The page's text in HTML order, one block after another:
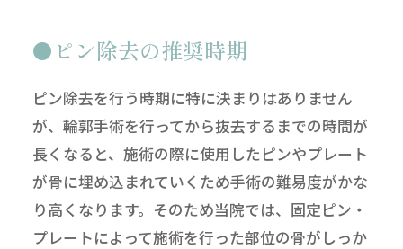
ピン除去の推奨時期
ピン除去を行う時期に特に決まりはありません
が、輪郭手術を行ってから抜去するまでの時間が
長くなると、施術の際に使用したピンやプレート
が骨に埋め込まれていくため手術の難易度がかな
り高くなります。そのため当院では、固定ピン・
プレートによって施術を行った部位の骨がしっか